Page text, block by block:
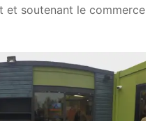
et soutenant le commerce